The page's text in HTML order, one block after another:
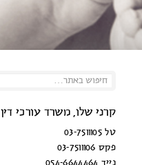
קרני שלו, משרד עורכי דין
טל 03-7511105
פקס 03-7511106